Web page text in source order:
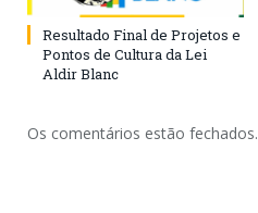
Resultado Final de Projetos e
Pontos de Cultura da Lei
Aldir Blanc
Os comentários estão fechados.